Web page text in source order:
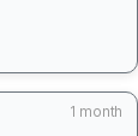
1 month